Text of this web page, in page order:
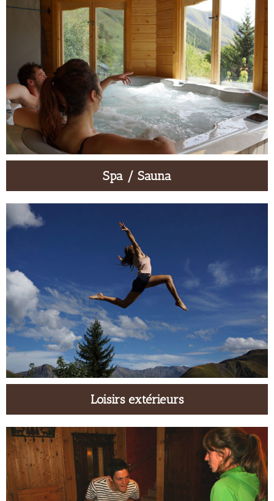
Spa / Sauna
Loisirs extérieurs